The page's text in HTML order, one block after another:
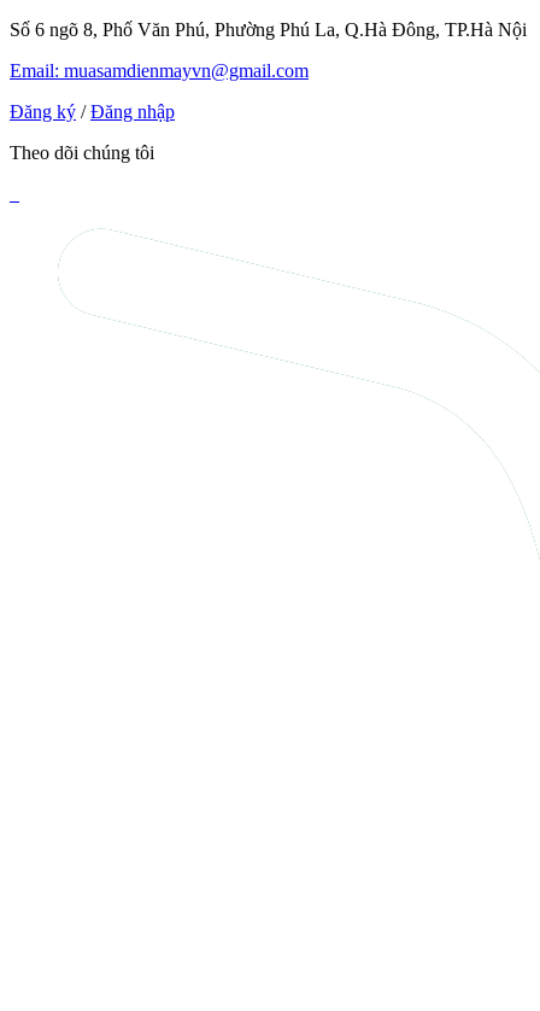
Số 6 ngõ 8, Phố Văn Phú, Phường Phú La, Q.Hà Đông, TP.Hà Nội
Email: muasamdienmayvn@gmail.com
Đăng ký / Đăng nhập
Theo dõi chúng tôi